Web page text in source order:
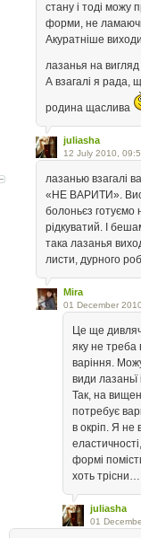
стану і тоді можу
форми, не
Акуратніше
лазанья на вигляд
А взагалі я рада,
родина щаслива
juliasha
12 July 2010,
лазанью взагалі
«НЕ ВАРИТИ».
болоньєз готуємо
рідкуватий. І
така лазанья
листи, дурного
Mira
01 December
Це ще
яку не треба
варіння.
види лазаньї
Так, на
потребує
в окріп. Я не
формі
хоть трісни…
juliasha
01